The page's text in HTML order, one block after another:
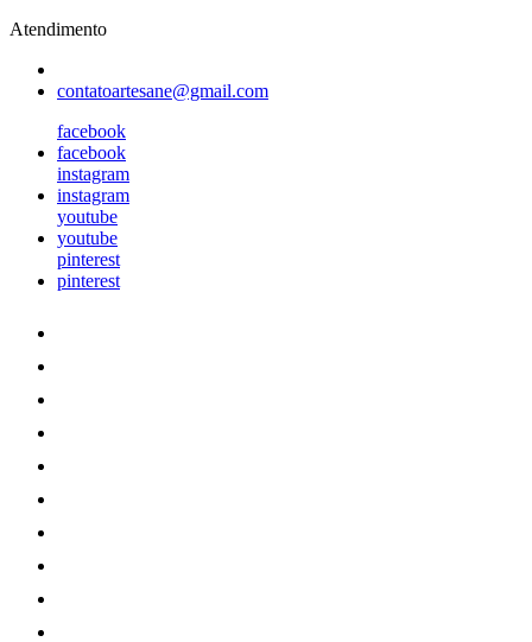
Atendimento
contatoartesane@gmail.com
facebook
facebook
instagram
instagram
youtube
youtube
pinterest
pinterest